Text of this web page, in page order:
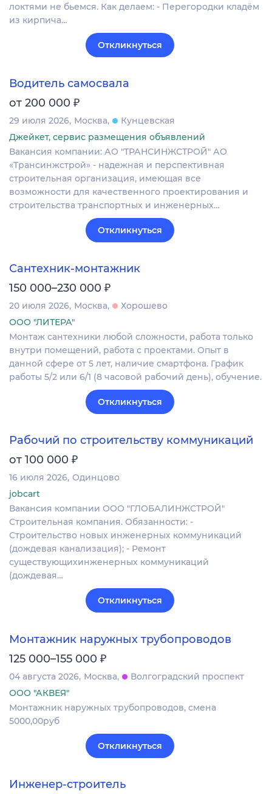
локтями не бьемся. Как делаем: - ​​Перегородки кладём
из кирпича…
Откликнуться
Водитель самосвала
от 200 000 ₽
29 июля 2026 Москва
Кунцевская
Джейкет, сервис размещения объявлений
Вакансия компании: АО "ТРАНСИНЖСТРОЙ" АО
«Трансинжстрой» - надежная и перспективная
строительная организация, имеющая все
возможности для качественного проектирования и
строительства транспортных и инженерных…
Откликнуться
Сантехник-монтажник
150 000–230 000 ₽
20 июля 2026 Москва
Хорошево
ООО "ЛИТЕРА"
Монтаж сантехники любой сложности, работа только
внутри помещений, работа с проектами. Опыт в
данной сфере от 5 лет, наличие смартфона. График
работы 5/2 или 6/1 (8 часовой рабочий день), обучение.
Откликнуться
Рабочий по строительству коммуникаций
от 100 000 ₽
16 июля 2026 Одинцово
jobcart
Вакансия компании ООО "ГЛОБАЛИНЖСТРОЙ"
Строительная компания. Обязанности: -
Строительство новых инженерных коммуникаций
(дождевая канализация); - Ремонт
существующихинженерных коммуникаций
(дождевая…
Откликнуться
Монтажник наружных трубопроводов
125 000–155 000 ₽
04 августа 2026 Москва
Волгоградский проспект
ООО "АКВЕЯ"
Монтажник наружных трубопроводов, смена
5000,00руб
Откликнуться
Инженер-строитель